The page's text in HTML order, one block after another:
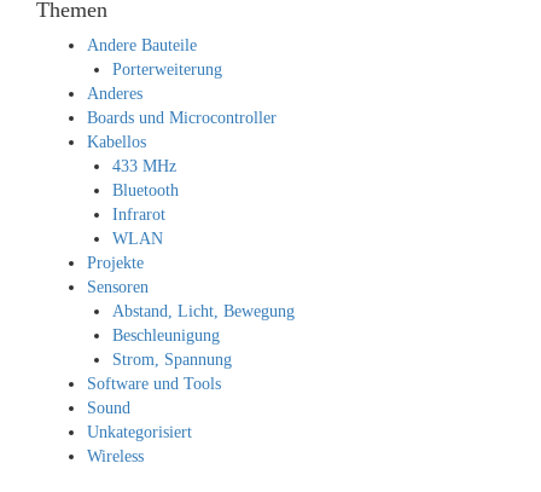
Themen
Andere Bauteile
Porterweiterung
Anderes
Boards und Microcontroller
Kabellos
433 MHz
Bluetooth
Infrarot
WLAN
Projekte
Sensoren
Abstand, Licht, Bewegung
Beschleunigung
Strom, Spannung
Software und Tools
Sound
Unkategorisiert
Wireless